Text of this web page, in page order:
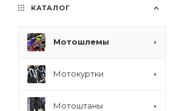
КАТАЛОГ
Мотошлемы
Мотокуртки
Мотоштаны